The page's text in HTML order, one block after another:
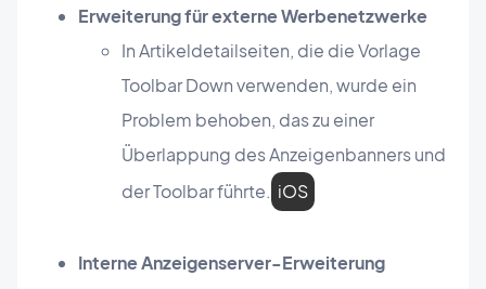
Erweiterung für externe Werbenetzwerke
In Artikeldetailseiten, die die Vorlage
Toolbar Down verwenden, wurde ein
Problem behoben, das zu einer
Überlappung des Anzeigenbanners und
der Toolbar führte. iOS
Interne Anzeigenserver-Erweiterung